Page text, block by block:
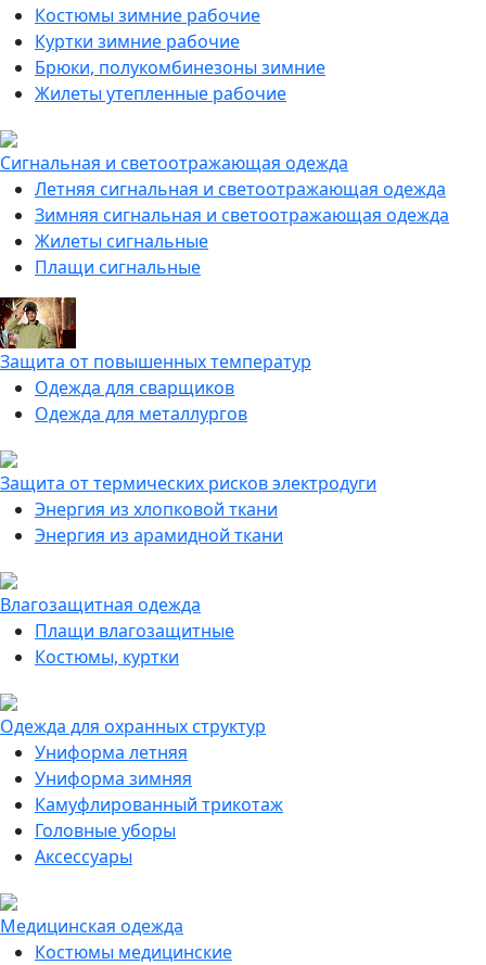
Костюмы зимние рабочие
Куртки зимние рабочие
Брюки, полукомбинезоны зимние
Жилеты утепленные рабочие
Сигнальная и светоотражающая одежда
Летняя сигнальная и светоотражающая одежда
Зимняя сигнальная и светоотражающая одежда
Жилеты сигнальные
Плащи сигнальные
Защита от повышенных температур
Одежда для сварщиков
Одежда для металлургов
Защита от термических рисков электродуги
Энергия из хлопковой ткани
Энергия из арамидной ткани
Влагозащитная одежда
Плащи влагозащитные
Костюмы, куртки
Одежда для охранных структур
Униформа летняя
Униформа зимняя
Камуфлированный трикотаж
Головные уборы
Аксессуары
Медицинская одежда
Костюмы медицинские